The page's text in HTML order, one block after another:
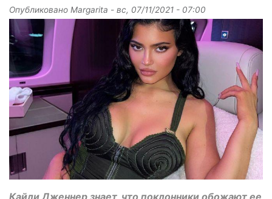
Опубликовано Margarita - вс, 07/11/2021 - 07:00
Кайли Дженнер знает, что поклонники обожают ее